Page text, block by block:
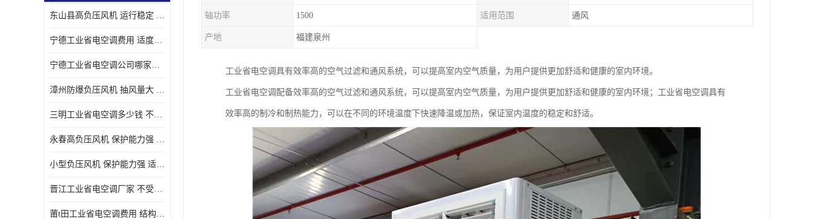
东山县高负压风机 运行稳定 耐高温 防腐蚀
宁德工业省电空调费用 适度较高 节省占用空间
宁德工业省电空调公司哪家好 适度较高 结构紧凑 美观
漳州防爆负压风机 抽风量大 通风降温效果好
三明工业省电空调多少钱 不受管长限制 保持空气湿润
永春高负压风机 保护能力强 体积大 风道大
小型负压风机 保护能力强 适用面积广
晋江工业省电空调厂家 不受管长限制 节省占用空间
莆t田工业省电空调费用 结构紧凑 美观 能耗低 噪音小
轴功率 1500 适用范围 通风
产地 福建泉州
工业省电空调具有效率高的空气过滤和通风系统，可以提高室内空气质量，为用户提供更加舒适和健康的室内环境。
工业省电空调配备效率高的空气过滤和通风系统，可以提高室内空气质量，为用户提供更加舒适和健康的室内环境；工业省电空调具有
效率高的制冷和制热能力，可以在不同的环境温度下快速降温或加热，保证室内温度的稳定和舒适。